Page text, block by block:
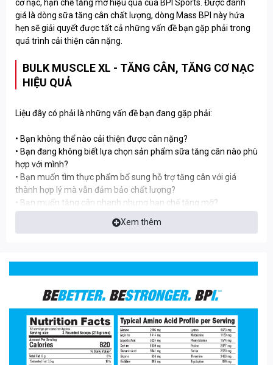
cơ nạc, hạn chế tăng mỡ hiệu quả của BPI Sports. Được đánh
giá là dòng sữa tăng cân chất lượng, dòng Mass BPI này hứa
hẹn sẽ giải quyết được tất cả những vấn đề bạn gặp phải trong
quá trình cải thiện cân nặng.
BULK MUSCLE XL - TĂNG CÂN, TĂNG CƠ NẠC
HIỆU QUẢ
Liệu đây có phải là những vấn đề bạn đang gặp phải:
• Bạn không thể nào cải thiện được cân nặng?
• Bạn đang không biết lựa chọn sản phẩm sữa tăng cân nào phù
hợp với mình? ️
• Bạn muốn tìm thực phẩm bổ sung hỗ trợ tăng cân với giá
thành hợp lý mà vẫn đảm bảo chất lượng? ️
• Bạn muốn tăng cân nhanh nhưng hạn chế tăng mỡ?
Sản phẩm sữa tăng cân tăng cơ nạc Bulk Muscle 15lbs của
Bulk Muscle XL, hay còn gọi là Mass BPI là một thành viên trong
đại gia đình BPI Sports - hãng Thực phẩm thể hình uy tín tại Mỹ.
Sản phẩm của BPI SPORTS hiện nay đang có mặt trên hơn 100
quốc gia và đều được công nhận đạt chuẩn GMP (Good
Xem thêm